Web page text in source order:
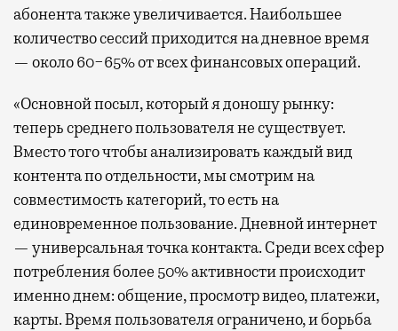
абонента также увеличивается. Наибольшее
количество сессий приходится на дневное время
— около 60−65% от всех финансовых операций.
«Основной посыл, который я доношу рынку:
теперь среднего пользователя не существует.
Вместо того чтобы анализировать каждый вид
контента по отдельности, мы смотрим на
совместимость категорий, то есть на
единовременное пользование. Дневной интернет
— универсальная точка контакта. Среди всех сфер
потребления более 50% активности происходит
именно днем: общение, просмотр видео, платежи,
карты. Время пользователя ограничено, и борьба